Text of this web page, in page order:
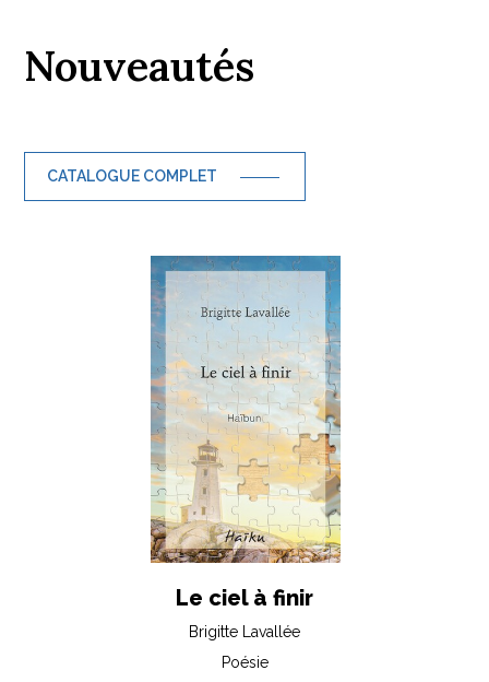
Nouveautés
CATALOGUE COMPLET
Le ciel à finir
Brigitte Lavallée
Poésie